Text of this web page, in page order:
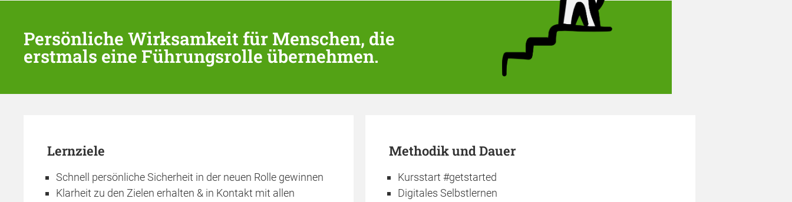
Persönliche Wirksamkeit für Menschen, die
erstmals eine Führungsrolle übernehmen.
Lernziele
Schnell persönliche Sicherheit in der neuen Rolle gewinnen
Klarheit zu den Zielen erhalten & in Kontakt mit allen
Methodik und Dauer
Kursstart #getstarted
Digitales Selbstlernen